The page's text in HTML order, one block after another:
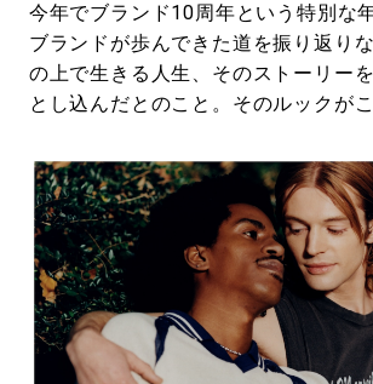
今年でブランド10周年という特別な
ブランドが歩んできた道を振り返り
の上で生きる人生、そのストーリー
とし込んだとのこと。そのルックがこ